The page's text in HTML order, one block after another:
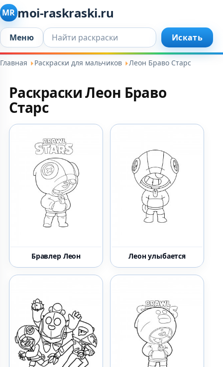
MR moi-raskraski.ru
Меню Искать... Искать
Главная Раскраски для мальчиков Леон Браво Старс
Раскраски Леон Браво
Старс
Бравлер Леон Леон улыбается